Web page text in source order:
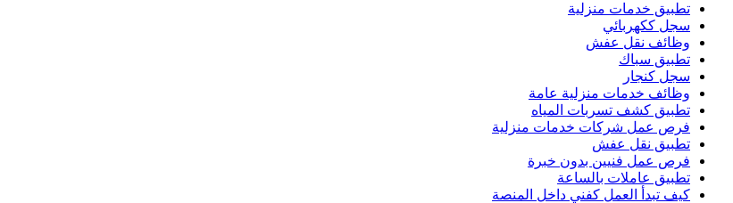
تطبيق خدمات منزلية
سجل ككهربائي
وظائف نقل عفش
تطبيق سباك
سجل كنجار
وظائف خدمات منزلية عامة
تطبيق كشف تسربات المياه
فرص عمل شركات خدمات منزلية
تطبيق نقل عفش
فرص عمل فنيين بدون خبرة
تطبيق عاملات بالساعة
كيف تبدأ العمل كفني داخل المنصة